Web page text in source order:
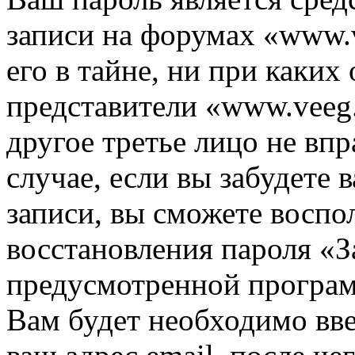
записи на форумах
его в тайне, ни при каких
представители
другое третье лицо не
случае, если вы
записи, вы сможете
восстановления пароля
предусмотренной
Вам будет необходимо